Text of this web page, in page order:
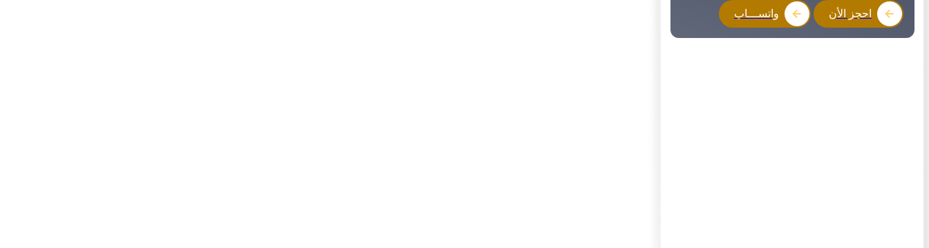
احجز الأن واتســـاب